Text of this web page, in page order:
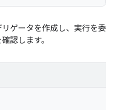
ゲータを作成し、実行を委
認します。